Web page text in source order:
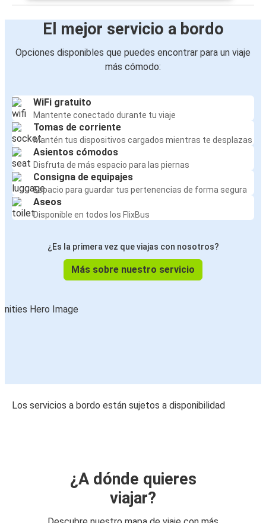
El mejor servicio a bordo
Opciones disponibles que puedes encontrar para un viaje
más cómodo:
WiFi gratuito
Mantente conectado durante tu viaje
Tomas de corriente
Mantén tus dispositivos cargados mientras te desplazas
Asientos cómodos
Disfruta de más espacio para las piernas
Consigna de equipajes
Espacio para guardar tus pertenencias de forma segura
Aseos
Disponible en todos los FlixBus
¿Es la primera vez que viajas con nosotros?
Más sobre nuestro servicio
Los servicios a bordo están sujetos a disponibilidad
¿A dónde quieres
viajar?